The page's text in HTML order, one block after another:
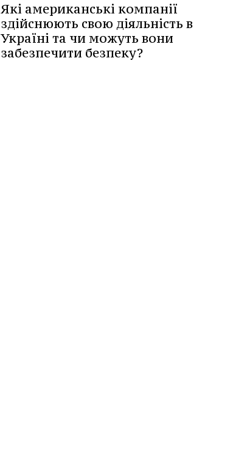
Які американські компанії
здійснюють свою діяльність в
Україні та чи можуть вони
забезпечити безпеку?